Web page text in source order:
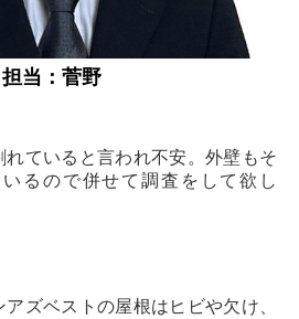
担当：菅野
れていると言われ不安。外壁もそ
るので併せて調査をして欲し
ズベストの屋根はヒビや欠け、